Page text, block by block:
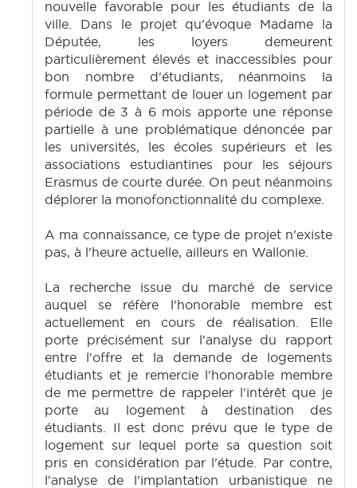
nouvelle favorable pour les étudiants de la
ville. Dans le projet qu'évoque Madame la
Députée, les loyers demeurent
particulièrement élevés et inaccessibles pour
bon nombre d'étudiants, néanmoins la
formule permettant de louer un logement par
période de 3 à 6 mois apporte une réponse
partielle à une problématique dénoncée par
les universités, les écoles supérieurs et les
associations estudiantines pour les séjours
Erasmus de courte durée. On peut néanmoins
déplorer la monofonctionnalité du complexe.
A ma connaissance, ce type de projet n'existe
pas, à l'heure actuelle, ailleurs en Wallonie.
La recherche issue du marché de service
auquel se réfère l'honorable membre est
actuellement en cours de réalisation. Elle
porte précisément sur l'analyse du rapport
entre l'offre et la demande de logements
étudiants et je remercie l'honorable membre
de me permettre de rappeler l'intérêt que je
porte au logement à destination des
étudiants. Il est donc prévu que le type de
logement sur lequel porte sa question soit
pris en considération par l'étude. Par contre,
l'analyse de l'implantation urbanistique ne